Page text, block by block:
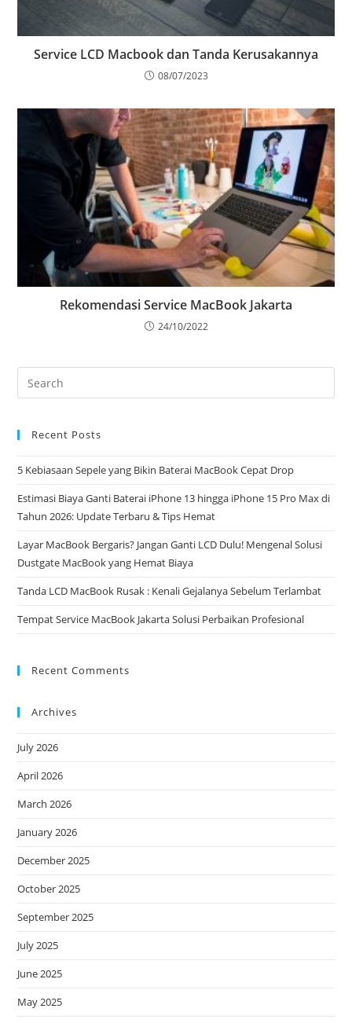
Service LCD Macbook dan Tanda Kerusakannya
08/07/2023
Rekomendasi Service MacBook Jakarta
24/10/2022
Recent Posts
5 Kebiasaan Sepele yang Bikin Baterai MacBook Cepat Drop
Estimasi Biaya Ganti Baterai iPhone 13 hingga iPhone 15 Pro Max di
Tahun 2026: Update Terbaru & Tips Hemat
Layar MacBook Bergaris? Jangan Ganti LCD Dulu! Mengenal Solusi
Dustgate MacBook yang Hemat Biaya
Tanda LCD MacBook Rusak : Kenali Gejalanya Sebelum Terlambat
Tempat Service MacBook Jakarta Solusi Perbaikan Profesional
Recent Comments
Archives
July 2026
April 2026
March 2026
January 2026
December 2025
October 2025
September 2025
July 2025
June 2025
May 2025